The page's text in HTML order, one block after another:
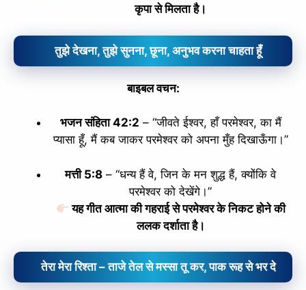
कृपा से मिलता है।
तुझे देखना, तुझे सुनना, छूना, अनुभव करना चाहता हूँ
बाइबल वचन:
भजन संहिता 42:2 – “जीवते ईश्‍वर, हाँ परमेश्‍वर, का मैं
प्यासा हूँ,मैं कब जाकर परमेश्‍वर को अपना मुँहदिखाऊँगा।”
मत्ती 5:8 – “धन्य हैं वे, जिन के मन शुद्ध हैं, क्योंकि वे
परमेश्‍वर को देखेंगे।”
यह गीत आत्मा की गहराई से परमेश्वर के निकट होने की
ललक दर्शाता है।
तेरा मेरा रिश्ता – ताजे तेल से मस्सा तू कर, पाक रूह से भर दे